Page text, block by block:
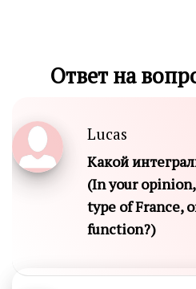
Ответ на
Lucas
Какой
(In your
type of France,
function?)